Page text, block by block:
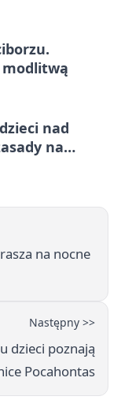
modlitwą
nad
na
na nocne
Następny >>
dzieci poznają
Pocahontas